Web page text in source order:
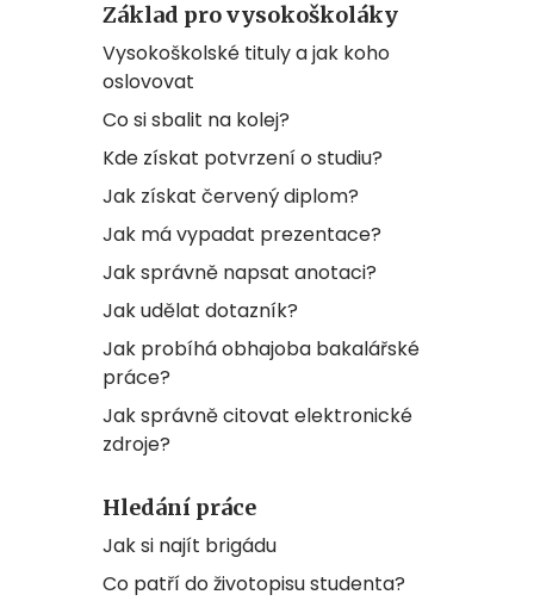
Základ pro vysokoškoláky
Vysokoškolské tituly a jak koho
oslovovat
Co si sbalit na kolej?
Kde získat potvrzení o studiu?
Jak získat červený diplom?
Jak má vypadat prezentace?
Jak správně napsat anotaci?
Jak udělat dotazník?
Jak probíhá obhajoba bakalářské
práce?
Jak správně citovat elektronické
zdroje?
Hledání práce
Jak si najít brigádu
Co patří do životopisu studenta?